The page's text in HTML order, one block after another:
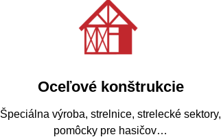
Oceľové konštrukcie
Špeciálna výroba, strelnice, strelecké sektory,
pomôcky pre hasičov…